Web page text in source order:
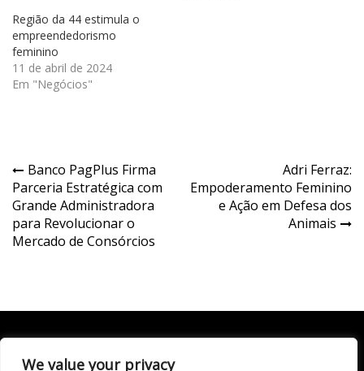
We value your privacy
Região da 44 estimula o
empreendedorismo
feminino
11 de abril de 2024
Em "Negócios"
Navegação
de
Post
Banco PagPlus Firma
Parceria Estratégica com
Grande Administradora
para Revolucionar o
Mercado de Consórcios
Adri Ferraz:
Empoderamento Feminino
e Ação em Defesa dos
Animais
Todo conteúdo publicado neste portal, incluindo textos,